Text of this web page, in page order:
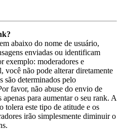
abaixo do nome de usuário,
enviadas ou identificam
exemplo: moderadores e
você não pode alterar diretamente
são determinados pelo
favor, não abuse do envio de
apenas para aumentar o seu rank. A
tolera este tipo de atitude e os
irão simplesmente diminuir o